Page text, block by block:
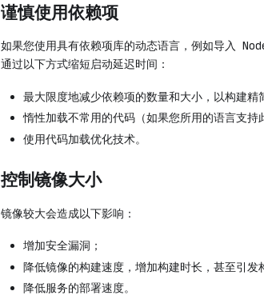
谨慎使用依赖项
如果您使用具有依赖项库的动态语言，例如导入
通过以下方式缩短启动延迟时间：
最大限度地减少依赖项的数量和大小，以构建精
惰性加载不常用的代码（如果您所用的语言支持
使用代码加载优化技术。
控制镜像大小
镜像较大会造成以下影响：
增加安全漏洞；
降低镜像的构建速度，增加构建时长，甚至引发
降低服务的部署速度。